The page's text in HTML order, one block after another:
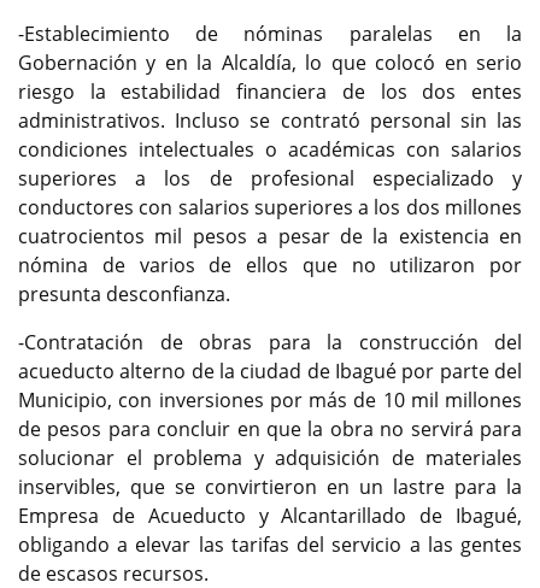
-Establecimiento de nóminas paralelas en la
Gobernación y en la Alcaldía, lo que colocó en serio
riesgo la estabilidad financiera de los dos entes
administrativos. Incluso se contrató personal sin las
condiciones intelectuales o académicas con salarios
superiores a los de profesional especializado y
conductores con salarios superiores a los dos millones
cuatrocientos mil pesos a pesar de la existencia en
nómina de varios de ellos que no utilizaron por
presunta desconfianza.
-Contratación de obras para la construcción del
acueducto alterno de la ciudad de Ibagué por parte del
Municipio, con inversiones por más de 10 mil millones
de pesos para concluir en que la obra no servirá para
solucionar el problema y adquisición de materiales
inservibles, que se convirtieron en un lastre para la
Empresa de Acueducto y Alcantarillado de Ibagué,
obligando a elevar las tarifas del servicio a las gentes
de escasos recursos.